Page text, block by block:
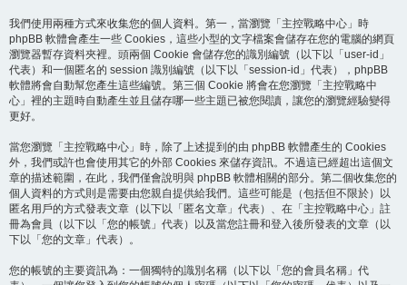
我們使用兩種方式來收集您的個人資料。第一，當瀏覽「主控戰略中心」時
phpBB 軟體會產生一些 Cookies，這些小型的文字檔案會儲存在您的電腦的網頁
瀏覽器暫存資料夾裡。頭兩個 Cookie 會儲存您的識別編號（以下以「user-id」
代表）和一個匿名的 session 識別編號（以下以「session-id」代表），phpBB
軟體將會自動幫您產生這些編號。第三個 Cookie 將會在您瀏覽「主控戰略中
心」裡的主題時自動產生並且儲存哪一些主題已被您閱讀，讓您的瀏覽經驗變得
更好。
當您瀏覽「主控戰略中心」時，除了上述提到的由 phpBB 軟體產生的 Cookies
外，我們或許也會使用其它的外部 Cookies 來儲存資訊。不過這已經超出這個文
章的描述範圍，在此，我們僅會說明與 phpBB 軟體相關的部分。第二個收集您的
個人資料的方式則是需要由您親自提供給我們。這些可能是（包括但不限於）以
匿名用戶的方式發表文章（以下以「匿名文章」代表）、在「主控戰略中心」註
冊為會員（以下以「您的帳號」代表）以及當您註冊和登入後所發表的文章（以
下以「您的文章」代表）。
您的帳號的主要資訊為：一個獨特的識別名稱（以下以「您的會員名稱」代